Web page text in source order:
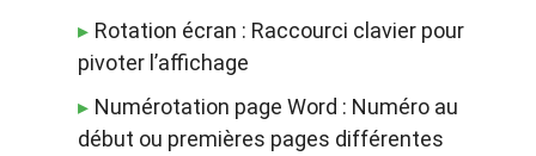
Rotation écran : Raccourci clavier pour
pivoter l’affichage
Numérotation page Word : Numéro au
début ou premières pages différentes